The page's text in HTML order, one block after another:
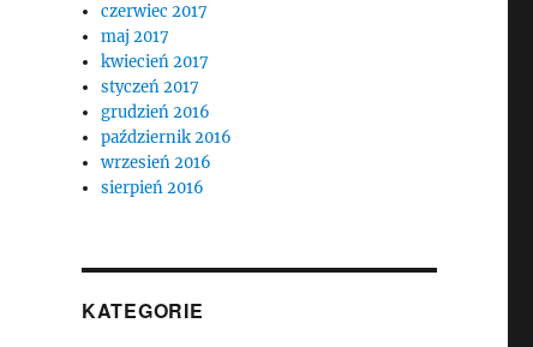
czerwiec 2017
maj 2017
kwiecień 2017
styczeń 2017
grudzień 2016
październik 2016
wrzesień 2016
sierpień 2016
KATEGORIE